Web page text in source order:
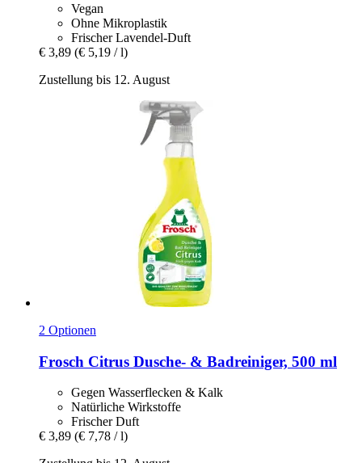
Vegan
Ohne Mikroplastik
Frischer Lavendel-Duft
€ 3,89 (€ 5,19 / l)
Zustellung bis 12. August
2 Optionen
Frosch Citrus Dusche-​ & Badreiniger, 500 ml
Gegen Wasserflecken & Kalk
Natürliche Wirkstoffe
Frischer Duft
€ 3,89 (€ 7,78 / l)